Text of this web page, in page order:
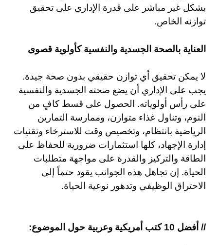
بشكل غير مباشر على قدرة الإداري على تحقيق
توازنه الخاص.
العناية بالصحة الجسدية والنفسية كأولوية قصوى
لا يمكن تحقيق أي توازن حقيقي بدون صحة جيدة.
يجب على الإداري أن يضع صحته الجسدية والنفسية
على رأس أولوياته. الحصول على قسط كافٍ من
النوم، وتناول غذاء متوازن، وممارسة التمارين
الرياضية بانتظام، وتخصيص وقت للاسترخاء وتقنيات
إدارة الإجهاد، كلها استثمارات ضرورية للحفاظ على
الطاقة والتركيز والقدرة على مواجهة متطلبات
الحياة. إن تجاهل هذه الجوانب يقود حتماً إلى
الاحتراق الوظيفي وتدهور نوعية الحياة.
// أفضل 10 كتب أمريكية وعربية حول الموضوع: